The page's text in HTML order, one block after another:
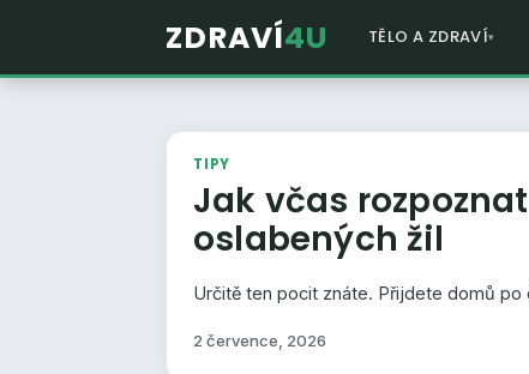
ZDRAVÍ4U TĚLO A ZDRAVÍ
TIPY
Jak včas
oslabených žil
Určitě ten pocit znáte. Přijdete domů
2 července, 2026